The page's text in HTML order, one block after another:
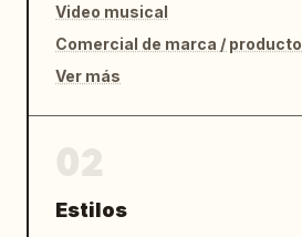
Video musical
Comercial de marca / producto
Ver más
Estilos